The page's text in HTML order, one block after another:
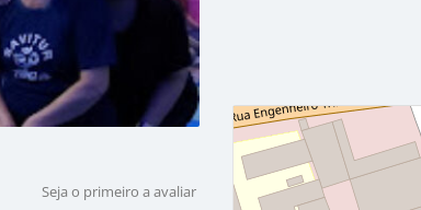
Seja o primeiro a avaliar